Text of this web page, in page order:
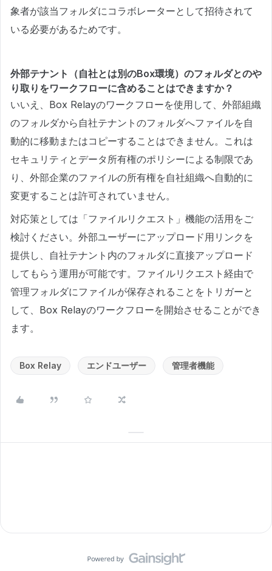
象者が該当フォルダにコラボレーターとして招待されて
いる必要があるためです。
外部テナント（自社とは別のBox環境）のフォルダとのや
り取りをワークフローに含めることはできますか？
いいえ、Box Relayのワークフローを使用して、外部組織
のフォルダから自社テナントのフォルダへファイルを自
動的に移動またはコピーすることはできません。これは
セキュリティとデータ所有権のポリシーによる制限であ
り、外部企業のファイルの所有権を自社組織へ自動的に
変更することは許可されていません。
対応策としては「ファイルリクエスト」機能の活用をご
検討ください。外部ユーザーにアップロード用リンクを
提供し、自社テナント内のフォルダに直接アップロード
してもらう運用が可能です。ファイルリクエスト経由で
管理フォルダにファイルが保存されることをトリガーと
して、Box Relayのワークフローを開始させることができ
ます。
Box Relay エンドユーザー 管理者機能